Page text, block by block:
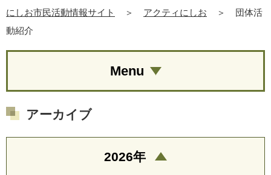
にしお市民活動情報サイト ＞ アクティにしお ＞
団体活
動紹介
Menu
アーカイブ
2026年